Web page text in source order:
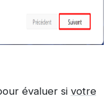
évaluer si votre